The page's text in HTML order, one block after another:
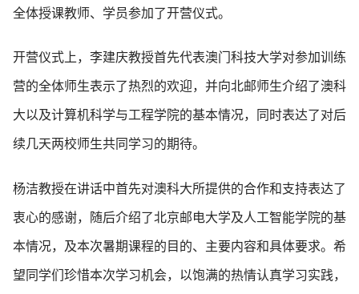
全体授课教师、学员参加了开营仪式。
开营仪式上，李建庆教授首先代表澳门科技大学对参加训练
营的全体师生表示了热烈的欢迎，并向北邮师生介绍了澳科
大以及计算机科学与工程学院的基本情况，同时表达了对后
续几天两校师生共同学习的期待。
杨洁教授在讲话中首先对澳科大所提供的合作和支持表达了
衷心的感谢，随后介绍了北京邮电大学及人工智能学院的基
本情况，及本次暑期课程的目的、主要内容和具体要求。希
望同学们珍惜本次学习机会，以饱满的热情认真学习实践，